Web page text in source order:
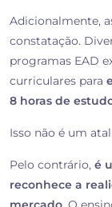
Adicionalmente,
constatação.
programas EAD
curriculares para
8 horas de
Isso não é um
Pelo contrário, é
reconhece a